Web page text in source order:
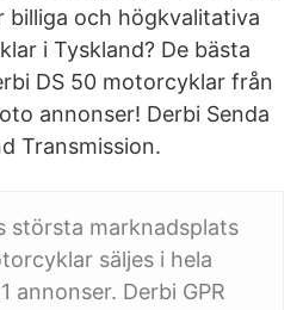
billiga och högkvalitativa
i Tyskland? De bästa
DS 50 motorcyklar från
annonser! Derbi Senda
Transmission.
största marknadsplats
säljes i hela
annonser. Derbi GPR